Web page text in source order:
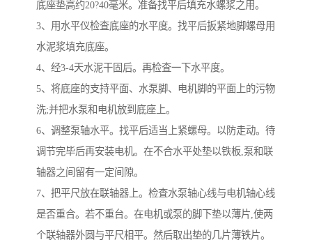
底座垫高约20?40毫米。准备找平后填充水螺浆之用。
3、用水平仪检査底座的水平度。找平后扳紧地脚螺母用
水泥浆填充底座。
4、经3-4天水泥干固后。再检査一下水平度。
5、将底座的支持平面、水泵脚、电机脚的平面上的污物
洗;并把水泵和电机放到底座上。
6、调整泵轴水平。找平后适当上紧螺母。以防走动。待
调节完毕后再安装电机。在不合水平处垫以铁板,泵和联
轴器之间留有一定间隙。
7、把平尺放在联轴器上。检査水泵轴心线与电机轴心线
是否重合。若不重台。在电机或泵的脚下垫以薄片,使两
个联轴器外圆与平尺相平。然后取出垫的几片薄铁片。